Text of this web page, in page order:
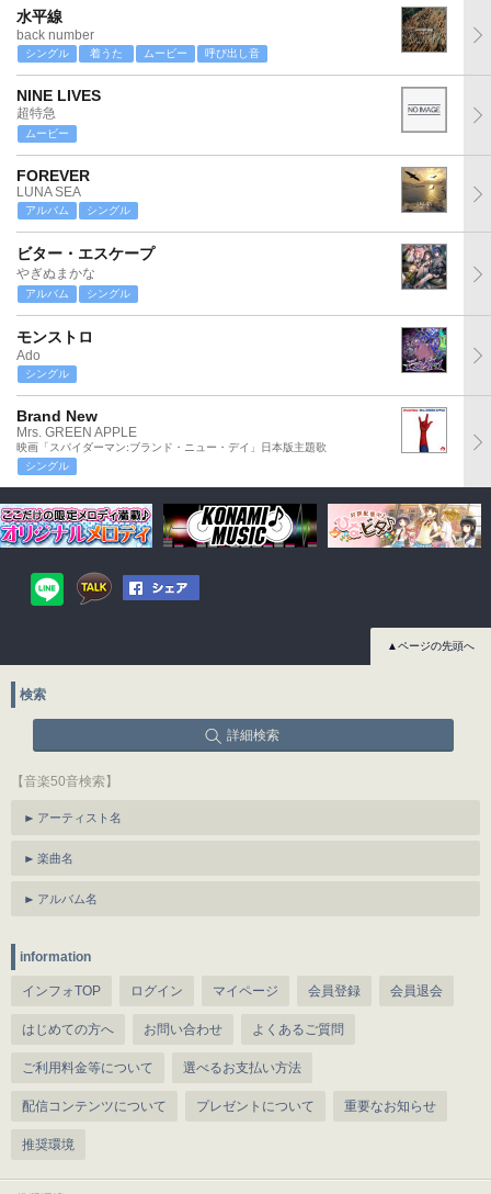
水平線
back number
シングル 着うた ムービー 呼び出し音
NINE LIVES
超特急
ムービー
FOREVER
LUNA SEA
アルバム シングル
ビター・エスケープ
やぎぬまかな
アルバム シングル
モンストロ
Ado
シングル
Brand New
Mrs. GREEN APPLE
映画「スパイダーマン:ブランド・ニュー・デイ」日本版主題歌
シングル
▲ページの先頭へ
検索
詳細検索
【音楽50音検索】
アーティスト名
楽曲名
アルバム名
information
インフォTOP ログイン マイページ 会員登録 会員退会
はじめての方へ お問い合わせ よくあるご質問
ご利用料金等について 選べるお支払い方法
配信コンテンツについて プレゼントについて 重要なお知らせ
推奨環境